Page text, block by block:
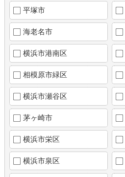
平塚市
海老名市
横浜市港南区
相模原市緑区
横浜市瀬谷区
茅ヶ崎市
横浜市栄区
横浜市泉区